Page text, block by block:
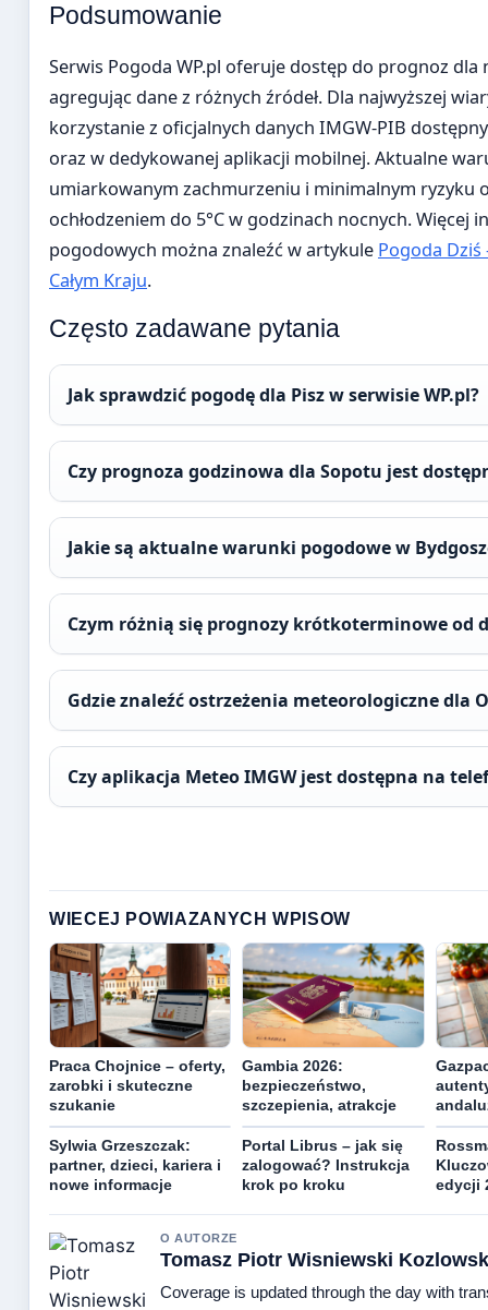
Podsumowanie
Serwis Pogoda WP.pl oferuje dostęp do prognoz
agregując dane z różnych źródeł. Dla najwyższej
korzystanie z oficjalnych danych IMGW-PIB
oraz w dedykowanej aplikacji mobilnej. Aktualne
umiarkowanym zachmurzeniu i minimalnym ryzyku
ochłodzeniem do 5°C w godzinach nocnych. Więcej
pogodowych można znaleźć w artykule Pogoda Dziś
Całym Kraju.
Często zadawane pytania
Jak sprawdzić pogodę dla Pisz w serwisie WP.pl?
Czy prognoza godzinowa dla Sopotu jest
Jakie są aktualne warunki pogodowe w
Czym różnią się prognozy krótkoterminowe od
Gdzie znaleźć ostrzeżenia meteorologiczne dla
Czy aplikacja Meteo IMGW jest dostępna na
WIECEJ POWIAZANYCH WPISOW
Praca Chojnice – oferty,
zarobki i skuteczne
szukanie
Gambia 2026:
bezpieczeństwo,
szczepienia, atrakcje
Sylwia Grzeszczak:
partner, dzieci, kariera i
nowe informacje
Portal Librus – jak się
zalogować? Instrukcja
krok po kroku
edycji
O AUTORZE
Tomasz Piotr Wisniewski
Coverage is updated through the day with